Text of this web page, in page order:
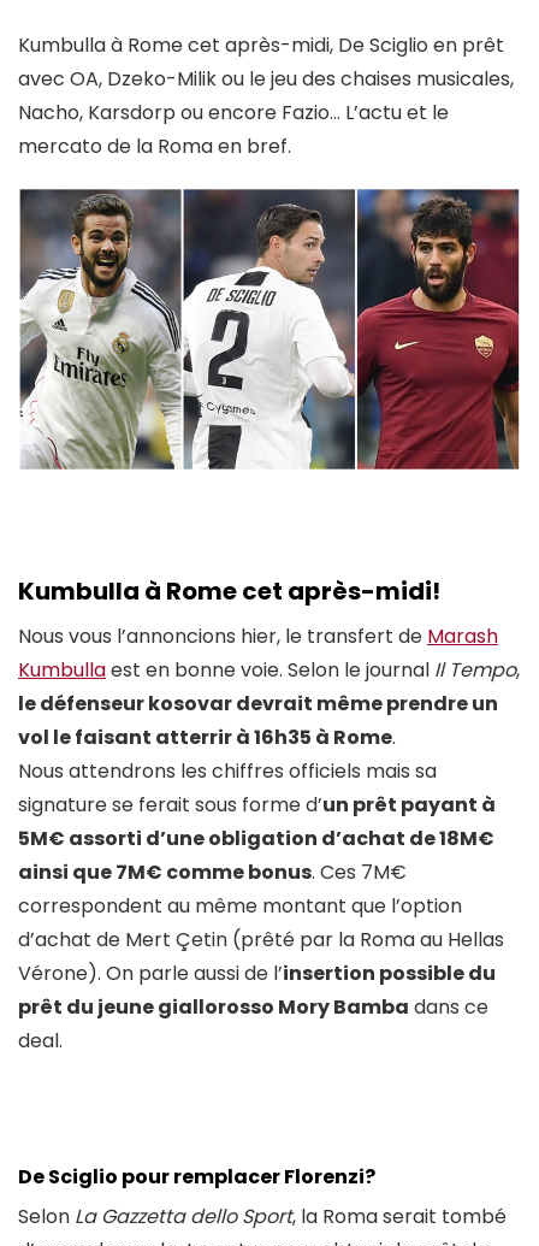
Kumbulla à Rome cet après-midi, De Sciglio en prêt
avec OA, Dzeko-Milik ou le jeu des chaises musicales,
Nacho, Karsdorp ou encore Fazio… L’actu et le
mercato de la Roma en bref.
Kumbulla à Rome cet après-midi!
Nous vous l’annoncions hier, le transfert de Marash
Kumbullaest en bonne voie. Selon le journal Il Tempo,
le défenseur kosovar devrait même prendre un
vol le faisant atterrir à 16h35 à Rome.
Nous attendrons les chiffres officiels mais sa
signature se ferait sous forme d’un prêt payant à
5M€ assorti d’une obligation d’achat de 18M€
ainsi que 7M€ comme bonus. Ces 7M€
correspondent au même montant que l’option
d’achat de Mert Çetin (prêté par la Roma au Hellas
Vérone). On parle aussi de l’insertion possible du
prêt du jeune giallorosso Mory Bamba dans ce
deal.
De Sciglio pour remplacer Florenzi?
Selon La Gazzetta dello Sport, la Roma serait tombé